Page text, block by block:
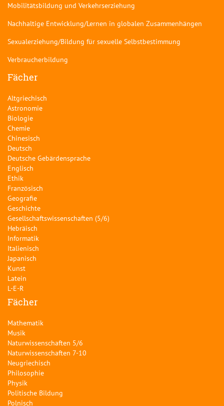
Mobilitätsbildung und Verkehrserziehung
Nachhaltige Entwicklung/Lernen in globalen Zusammenhängen
Sexualerziehung/Bildung für sexuelle Selbstbestimmung
Verbraucherbildung
Fächer
Altgriechisch
Astronomie
Biologie
Chemie
Chinesisch
Deutsch
Deutsche Gebärdensprache
Englisch
Ethik
Französisch
Geografie
Geschichte
Gesellschaftswissenschaften (5/6)
Hebräisch
Informatik
Italienisch
Japanisch
Kunst
Latein
L-E-R
Fächer
Mathematik
Musik
Naturwissenschaften 5/6
Naturwissenschaften 7-10
Neugriechisch
Philosophie
Physik
Politische Bildung
Polnisch